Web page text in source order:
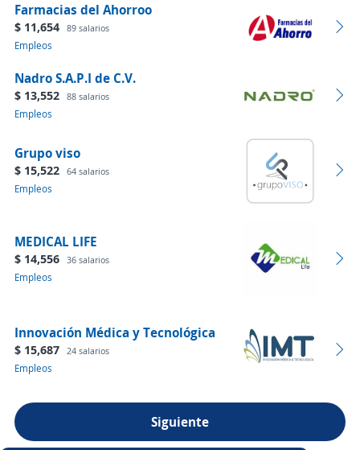
Farmacias del Ahorroo
$ 11,654 89 salarios
Empleos
Nadro S.A.P.I de C.V.
$ 13,552 88 salarios
Empleos
Grupo viso
$ 15,522 64 salarios
Empleos
MEDICAL LIFE
$ 14,556 36 salarios
Empleos
Innovación Médica y Tecnológica
$ 15,687 24 salarios
Empleos
Siguiente